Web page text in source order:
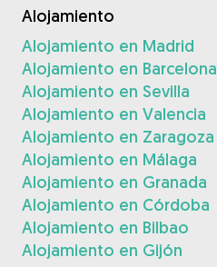
Alojamiento
Alojamiento en Madrid
Alojamiento en Barcelona
Alojamiento en Sevilla
Alojamiento en Valencia
Alojamiento en Zaragoza
Alojamiento en Málaga
Alojamiento en Granada
Alojamiento en Córdoba
Alojamiento en Bilbao
Alojamiento en Gijón